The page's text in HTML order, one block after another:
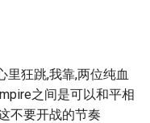
狂跳,我靠,两位纯血
之间是可以和平相
不要开战的节奏